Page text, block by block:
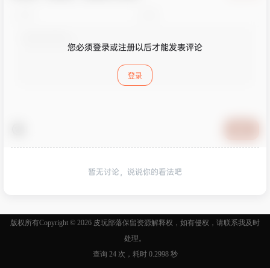
您必须登录或注册以后才能发表评论
登录
暂无讨论，说说你的看法吧
版权所有Copyright © 2026 皮玩部落保留资源解释权，如有侵权，请联系我及时
处理。
查询 24 次，耗时 0.2998 秒